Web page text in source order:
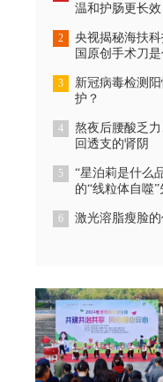
温和护肠更长效
2
央视揭秘海扶
国原创手术刀
3
新冠病毒检测
护？
4
熬夜后腰酸乏
回透支的肾阴
5
“星泊莉是什么
的“线粒体自噬
6 激光溶脂瘦脸